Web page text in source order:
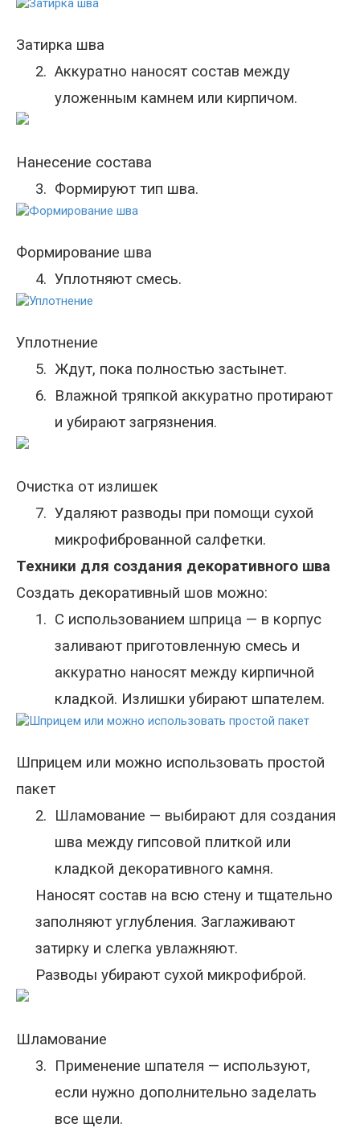
Затирка шва
2. Аккуратно наносят состав между
уложенным камнем или кирпичом.
Нанесение состава
3. Формируют тип шва.
Формирование шва
4. Уплотняют смесь.
Уплотнение
5. Ждут, пока полностью застынет.
6. Влажной тряпкой аккуратно протирают
и убирают загрязнения.
Очистка от излишек
7. Удаляют разводы при помощи сухой
микрофиброванной салфетки.
Техники для создания декоративного шва
Создать декоративный шов можно:
1. С использованием шприца — в корпус
заливают приготовленную смесь и
аккуратно наносят между кирпичной
кладкой. Излишки убирают шпателем.
Шприцем или можно использовать простой
пакет
2. Шламование — выбирают для создания
шва между гипсовой плиткой или
кладкой декоративного камня.
Наносят состав на всю стену и тщательно
заполняют углубления. Заглаживают
затирку и слегка увлажняют.
Разводы убирают сухой микрофиброй.
Шламование
3. Применение шпателя — используют,
если нужно дополнительно заделать
все щели.